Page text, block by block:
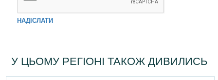
НАДІСЛАТИ
У ЦЬОМУ РЕГІОНІ ТАКОЖ ДИВИЛИСЬ